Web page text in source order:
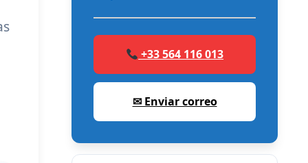
+33 564 116 013
✉ Enviar correo